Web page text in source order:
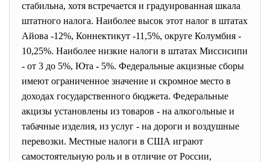
стабильна, хотя встречается и градуированная шкала
штатного налога. Наиболее высок этот налог в штатах
Айова -12%, Коннектикут -11,5%, округе Колумбия -
10,25%. Наиболее низкие налоги в штатах Миссисипи
- от 3 до 5%, Юта - 5%. Федеральные акцизные сборы
имеют ограниченное значение и скромное место в
доходах государственного бюджета. Федеральные
акцизы установлены из товаров - на алкогольные и
табачные изделия, из услуг - на дороги и воздушные
перевозки. Местные налоги в США играют
самостоятельную роль и в отличие от России,